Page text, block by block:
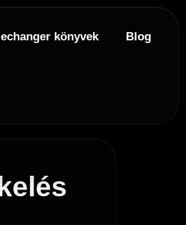
könyvek Blog